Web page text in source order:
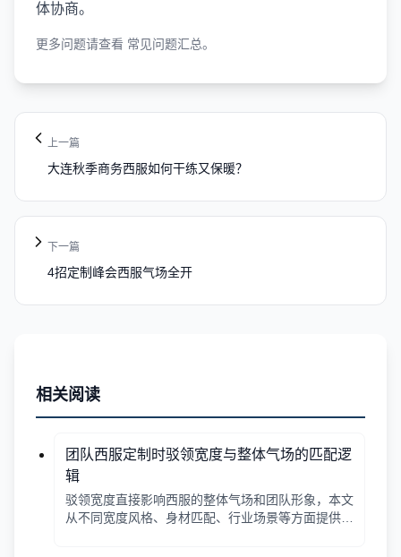
体协商。
更多问题请查看 常见问题汇总。
上一篇
大连秋季商务西服如何干练又保暖？
下一篇
4招定制峰会西服气场全开
相关阅读
团队西服定制时驳领宽度与整体气场的匹配逻
辑
驳领宽度直接影响西服的整体气场和团队形象，本文
从不同宽度风格、身材匹配、行业场景等方面提供选